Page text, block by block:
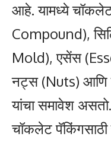
आहे. यामध्ये
Compound),
Mold), एसेंस
नट्स (Nuts) आणि
यांचा समावेश असतो.
चॉकलेट